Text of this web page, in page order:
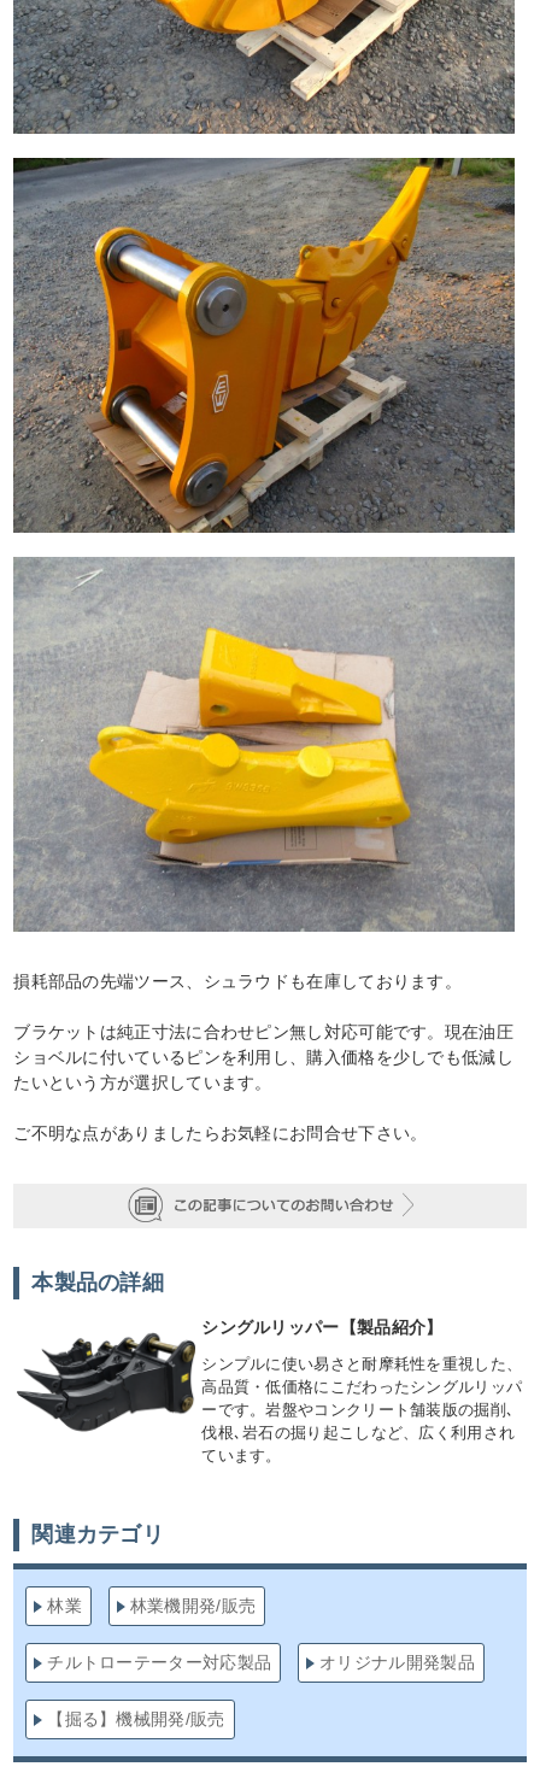
損耗部品の先端ツース、シュラウドも在庫しております。
ブラケットは純正寸法に合わせピン無し対応可能です。現在油圧
ショベルに付いているピンを利用し、購入価格を少しでも低減し
たいという方が選択しています。
ご不明な点がありましたらお気軽にお問合せ下さい。
本製品の詳細
シングルリッパー【製品紹介】
シンプルに使い易さと耐摩耗性を重視した、
高品質・低価格にこだわったシングルリッパ
ーです。岩盤やコンクリート舗装版の掘削､
伐根､岩石の掘り起こしなど、広く利用され
ています。
関連カテゴリ
林業 林業機開発/販売
チルトローテーター対応製品 オリジナル開発製品
【掘る】機械開発/販売